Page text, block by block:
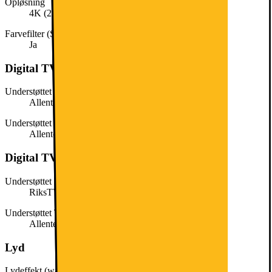
Opløsning
4K (2160p)
Farvefilter (Super QLED, QLED, QNED etc)
Ja
Digital TV (Danmark)
Understøttet TV-udbyder DK (DVB-S)
Allente
Understøttet TV-udbyder DK (DVB-C)
Allente
Digital TV (Norge)
Understøttet TV-udbyder NO (DVB-T)
RiksTV
Understøttet TV-udbyder NO (DVB-S)
Allente
Lyd